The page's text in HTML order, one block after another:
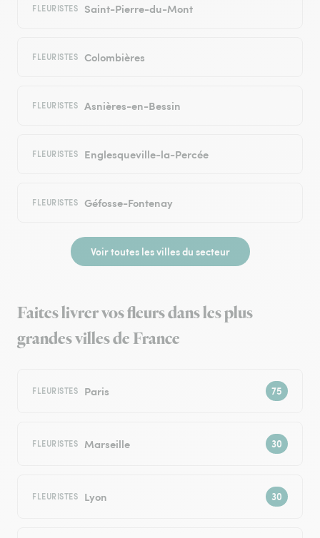
FLEURISTES Saint-Pierre-du-Mont
FLEURISTES Colombières
FLEURISTES Asnières-en-Bessin
FLEURISTES Englesqueville-la-Percée
FLEURISTES Géfosse-Fontenay
Voir toutes les villes du secteur
Faites livrer vos fleurs dans les plus
grandes villes de France
FLEURISTES Paris
FLEURISTES Marseille
FLEURISTES Lyon